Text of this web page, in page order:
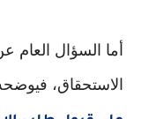
أما السؤال
الاستحقاق،